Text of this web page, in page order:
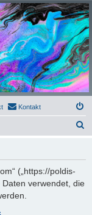
Kontakt
(„https://poldis-
Daten verwendet, die